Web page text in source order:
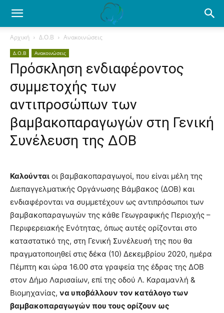
Ενημέρωση
για
βαμβάκι.
Όλα
τελευταία
νέα
Αρχική Δ.Ο.Β Ανακοινώσεις
Δ.Ο.Β Ανακοινώσεις
Πρόσκληση ενδιαφέροντος
συμμετοχής των
αντιπροσώπων των
βαμβακοπαραγωγών στη Γενική
Συνέλευση της ΔΟΒ
Καλούνται οι βαμβακοπαραγωγοί, που είναι μέλη της
Διεπαγγελματικής Οργάνωσης Βάμβακος (ΔΟΒ) και
ενδιαφέρονται να συμμετέχουν ως αντιπρόσωποι των
βαμβακοπαραγωγών της κάθε Γεωγραφικής Περιοχής –
Περιφερειακής Ενότητας, όπως αυτές ορίζονται στο
καταστατικό της, στη Γενική Συνέλευσή της που θα
πραγματοποιηθεί στις δέκα (10) Δεκεμβρίου 2020, ημέρα
Πέμπτη και ώρα 16.00 στα γραφεία της έδρας της ΔΟΒ
στον Δήμο Λαρισαίων, επί της οδού Λ. Καραμανλή &
Βιομηχανίας, να υποβάλλουν τον κατάλογο των
βαμβακοπαραγωγών που τους ορίζουν ως